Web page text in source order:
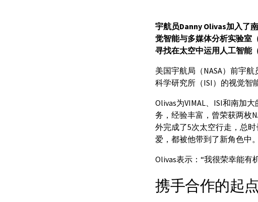
宇航员Danny Olivas加入了
觉智能与多媒体分析实验室
寻找在太空中运用人工智能
美国宇航局（NASA）前宇
科学研究所（ISI）的视觉智
Olivas为VIMAL、ISI和南加
务，经验丰富，曾荣获两枚
外完成了5次太空行走，总
爱，都被他带到了新角色中。
Olivas表示：“我很荣幸能有
携手合作的起